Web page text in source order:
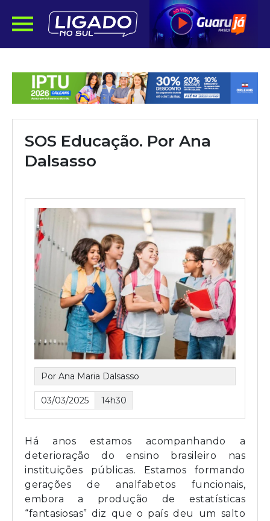
SOS Educação. Por Ana
Dalsasso
Por Ana Maria Dalsasso
03/03/2025 14h30
Há anos estamos acompanhando a
deterioração do ensino brasileiro nas
instituições públicas. Estamos formando
gerações de analfabetos funcionais,
embora a produção de estatísticas
“fantasiosas” diz que o país deu um salto